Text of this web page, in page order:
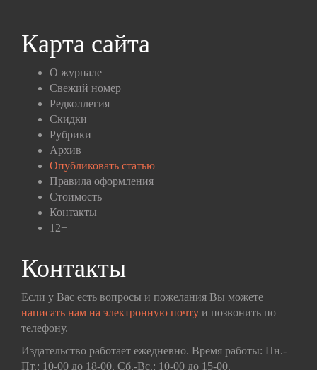
Карта сайта
О журнале
Свежий номер
Редколлегия
Скидки
Рубрики
Архив
Опубликовать статью
Правила оформления
Стоимость
Контакты
12+
Контакты
Если у Вас есть вопросы и пожелания Вы можете
написать нам на электронную почту и позвонить по
телефону.
Издательство работает ежедневно. Время работы: Пн.-
Пт.: 10-00 до 18-00. Сб.-Вс.: 10-00 до 15-00.